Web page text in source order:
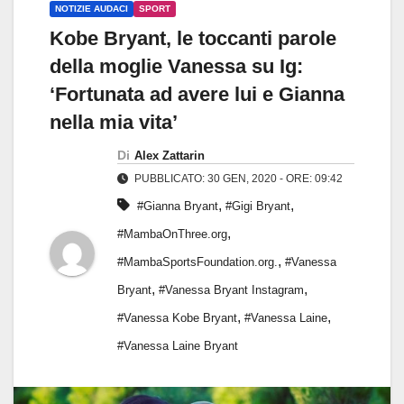
NOTIZIE AUDACI SPORT
Kobe Bryant, le toccanti parole
della moglie Vanessa su Ig:
‘Fortunata ad avere lui e Gianna
nella mia vita’
Di Alex Zattarin
PUBBLICATO: 30 GEN, 2020 - ORE: 09:42
#Gianna Bryant, #Gigi Bryant,
#MambaOnThree.org,
#MambaSportsFoundation.org., #Vanessa
Bryant, #Vanessa Bryant Instagram,
#Vanessa Kobe Bryant, #Vanessa Laine,
#Vanessa Laine Bryant